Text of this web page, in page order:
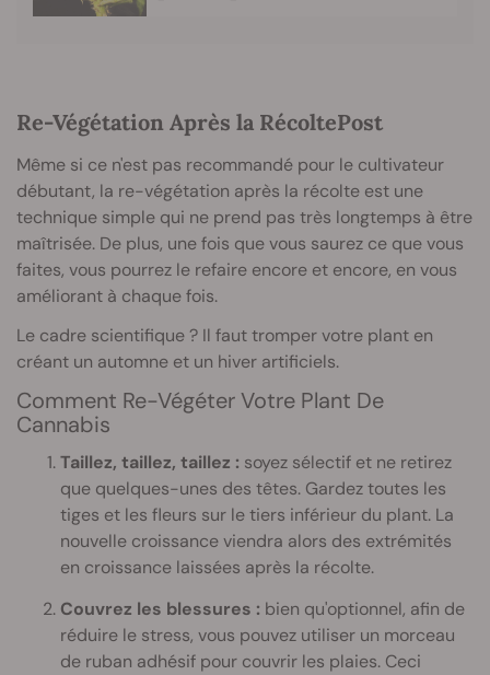
Re-Végétation Après la RécoltePost
Même si ce n'est pas recommandé pour le cultivateur
débutant, la re-végétation après la récolte est une
technique simple qui ne prend pas très longtemps à être
maîtrisée. De plus, une fois que vous saurez ce que vous
faites, vous pourrez le refaire encore et encore, en vous
améliorant à chaque fois.
Le cadre scientifique ? Il faut tromper votre plant en
créant un automne et un hiver artificiels.
Comment Re-Végéter Votre Plant De
Cannabis
Taillez, taillez, taillez : soyez sélectif et ne retirez
que quelques-unes des têtes. Gardez toutes les
tiges et les fleurs sur le tiers inférieur du plant. La
nouvelle croissance viendra alors des extrémités
en croissance laissées après la récolte.
Couvrez les blessures : bien qu'optionnel, afin de
réduire le stress, vous pouvez utiliser un morceau
de ruban adhésif pour couvrir les plaies. Ceci